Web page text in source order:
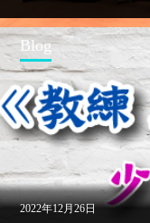
Blog
2022年12月26日